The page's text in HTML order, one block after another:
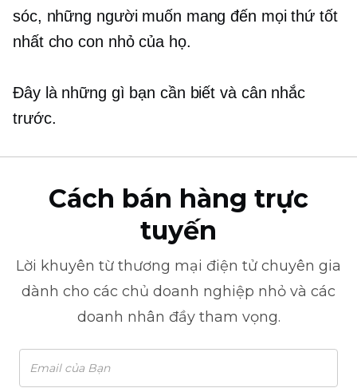
sóc, những người muốn mang đến mọi thứ tốt
nhất cho con nhỏ của họ.
Đây là những gì bạn cần biết và cân nhắc
trước.
Cách bán hàng trực
tuyến
Lời khuyên từ thương mại điện tử chuyên gia
dành cho các chủ doanh nghiệp nhỏ và các
doanh nhân đầy tham vọng.